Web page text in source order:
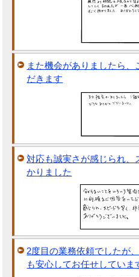
また機会がありましたら
だきます
対応も誠実さが感じられ、
かりました
2度目の業務依頼でしたが
も安心してお任せしていま